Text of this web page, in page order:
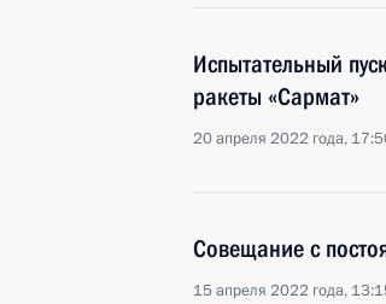
Испытательный
ракеты «Сармат»
20 апреля 2022 года,
Совещание с
15 апреля 2022 года,